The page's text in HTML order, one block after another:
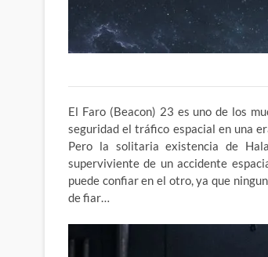
El Faro (Beacon) 23 es uno de los
seguridad el tráfico espacial en una
Pero la solitaria existencia de
superviviente de un accidente
puede confiar en el otro, ya que
de fiar…